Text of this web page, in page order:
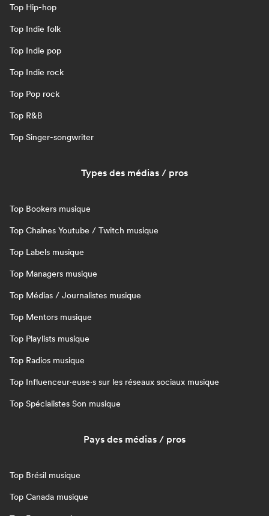
Top Hip-hop
Top Indie folk
Top Indie pop
Top Indie rock
Top Pop rock
Top R&B
Top Singer-songwriter
Types des médias / pros
Top Bookers musique
Top Chaînes Youtube / Twitch musique
Top Labels musique
Top Managers musique
Top Médias / Journalistes musique
Top Mentors musique
Top Playlists musique
Top Radios musique
Top Influenceur·euse·s sur les réseaux sociaux musique
Top Spécialistes Son musique
Pays des médias / pros
Top Brésil musique
Top Canada musique